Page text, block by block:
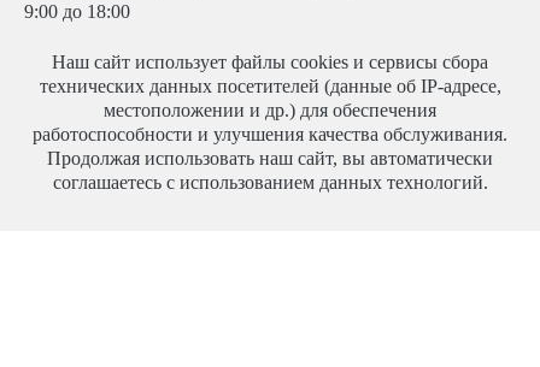
9:00 до 18:00
Наш сайт использует файлы cookies и сервисы сбора
технических данных посетителей (данные об IP-адресе,
местоположении и др.) для обеспечения
работоспособности и улучшения качества обслуживания.
Продолжая использовать наш сайт, вы автоматически
соглашаетесь с использованием данных технологий.